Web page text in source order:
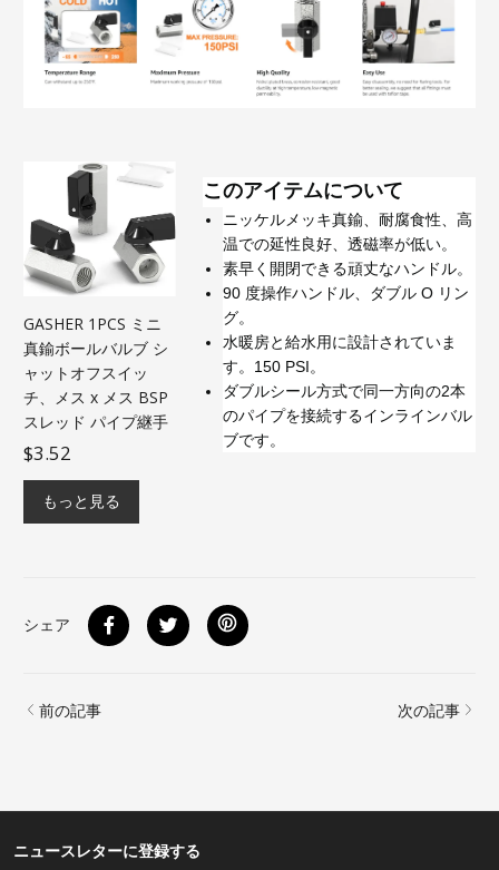
GASHER 1PCS ミニ
真鍮ボールバルブ シ
ャットオフスイッ
チ、メス x メス BSP
スレッド パイプ継手
$3.52
もっと見る
このアイテムについて
ニッケルメッキ真鍮、耐腐食性、高
温での延性良好、透磁率が低い。
素早く開閉できる頑丈なハンドル。
90 度操作ハンドル、ダブル O リン
グ。
水暖房と給水用に設計されていま
す。150 PSI。
ダブルシール方式で同一方向の2本
のパイプを接続するインラインバル
ブです。
シェア
前の記事 次の記事
ニュースレターに登録する